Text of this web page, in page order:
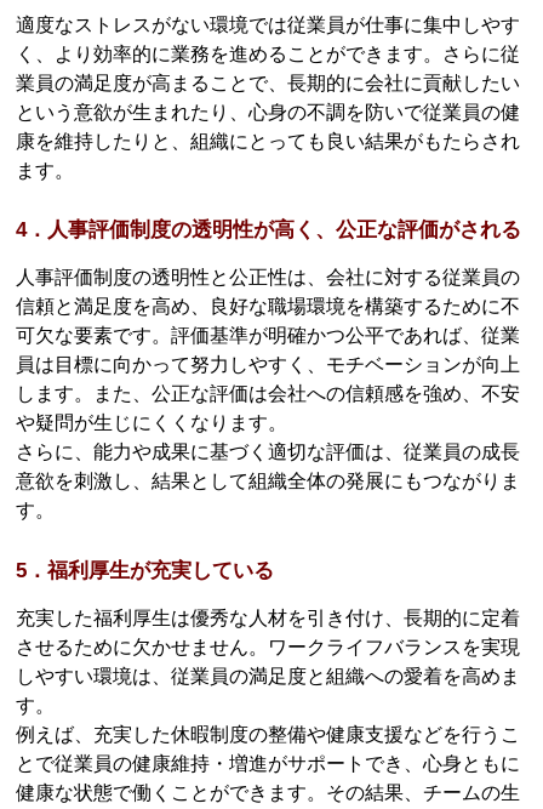
適度なストレスがない環境では従業員が仕事に集中しやす
く、より効率的に業務を進めることができます。さらに従
業員の満足度が高まることで、長期的に会社に貢献したい
という意欲が生まれたり、心身の不調を防いで従業員の健
康を維持したりと、組織にとっても良い結果がもたらされ
ます。
4．人事評価制度の透明性が高く、公正な評価がされる
人事評価制度の透明性と公正性は、会社に対する従業員の
信頼と満足度を高め、良好な職場環境を構築するために不
可欠な要素です。評価基準が明確かつ公平であれば、従業
員は目標に向かって努力しやすく、モチベーションが向上
します。また、公正な評価は会社への信頼感を強め、不安
や疑問が生じにくくなります。
さらに、能力や成果に基づく適切な評価は、従業員の成長
意欲を刺激し、結果として組織全体の発展にもつながりま
す。
5．福利厚生が充実している
充実した福利厚生は優秀な人材を引き付け、長期的に定着
させるために欠かせません。ワークライフバランスを実現
しやすい環境は、従業員の満足度と組織への愛着を高めま
す。
例えば、充実した休暇制度の整備や健康支援などを行うこ
とで従業員の健康維持・増進がサポートでき、心身ともに
健康な状態で働くことができます。その結果、チームの生